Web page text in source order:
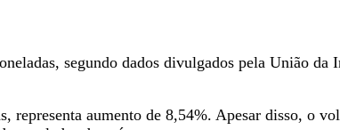
segundo dados divulgados pela União da
representa aumento de 8,54%. Apesar disso, o